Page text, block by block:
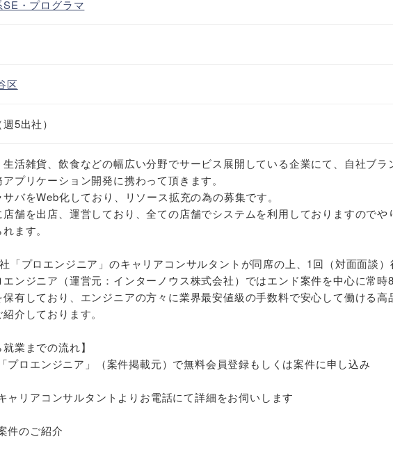
SE・プログラマ
区
5出社）
生活雑貨、飲食などの幅広い分野でサービス展開している企業にて、自社ブラ
プリケーション開発に携わって頂きます。
バをWeb化しており、リソース拡充の為の募集です。
舗を出店、運営しており、全ての店舗でシステムを利用しておりますのでや
ます。
「プロエンジニア」のキャリアコンサルタントが同席の上、1回（対面面談）
エンジニア（運営元：インターノウス株式会社）ではエンド案件を中心に常時
有しており、エンジニアの方々に業界最安値級の手数料で安心して働ける高
介しております。
就業までの流れ】
ロエンジニア」（案件掲載元）で無料会員登録もしくは案件に申し込み
リアコンサルタントよりお電話にて詳細をお伺いします
件のご紹介